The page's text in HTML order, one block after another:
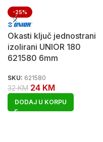
-25%
Okasti ključ jednostrani
izolirani UNIOR 180
621580 6mm
SKU: 621580
32KM 24 KM
DODAJ U KORPU